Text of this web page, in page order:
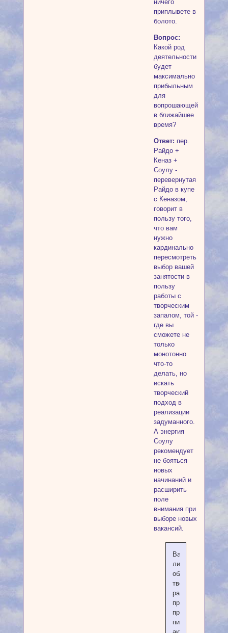
ничего
приплывете в
болото.
Вопрос:
Какой род
деятельности
будет
максимально
прибыльным
для
вопрошающей
в ближайшее
время?
Ответ: пер.
Райдо +
Кеназ +
Соулу -
перевернутая
Райдо в купе
с Кеназом,
говорит в
пользу того,
что вам
нужно
кардинально
пересмотреть
выбор вашей
занятости в
пользу
работы с
творческим
запалом, той -
где вы
сможете не
только
монотонно
что-то
делать, но
искать
творческий
подход в
реализации
задуманного.
А энергия
Соулу
рекомендует
не бояться
новых
начинаний и
расширить
поле
внимания при
выборе новых
вакансий.
Вашей
личности,
обладающей
творческой
присущи
профессии
писателя,